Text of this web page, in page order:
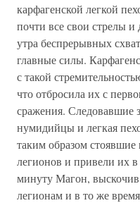
карфагенской легкой
почти все свои стрелы
утра беспрерывных
главные силы.
с такой
что отбросила их с
сражения. Следовавшие
нумидийцы и легкая
таким образом
легионов и привели их
минуту Магон, выскочив
легионам и в то же